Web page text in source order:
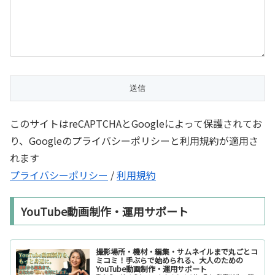
このサイトはreCAPTCHAとGoogleによって保護されてお
り、Googleのプライバシーポリシーと利用規約が適用さ
れます
プライバシーポリシー /利用規約
YouTube動画制作・運用サポート
撮影場所・機材・編集・サムネイルまで丸ごとコ
ミコミ！手ぶらで始められる、大人のための
YouTube動画制作・運用サポート